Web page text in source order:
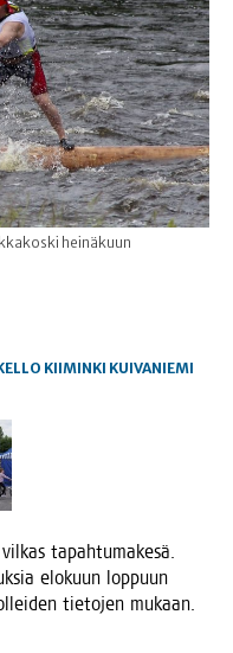
heinäkuun
KIIMINKI KUIVANIEMI
tapah­tu­ma­ke­sä.
elo­kuun lop­puun
tie­to­jen mukaan.